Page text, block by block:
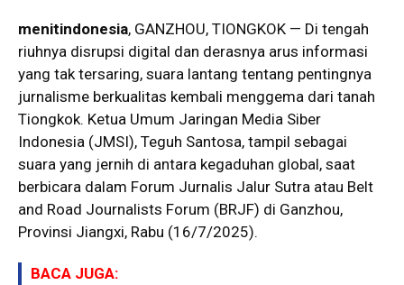
menitindonesia, GANZHOU, TIONGKOK — Di tengah
riuhnya disrupsi digital dan derasnya arus informasi
yang tak tersaring, suara lantang tentang pentingnya
jurnalisme berkualitas kembali menggema dari tanah
Tiongkok. Ketua Umum Jaringan Media Siber
Indonesia (JMSI), Teguh Santosa, tampil sebagai
suara yang jernih di antara kegaduhan global, saat
berbicara dalam Forum Jurnalis Jalur Sutra atau Belt
and Road Journalists Forum (BRJF) di Ganzhou,
Provinsi Jiangxi, Rabu (16/7/2025).
BACA JUGA: